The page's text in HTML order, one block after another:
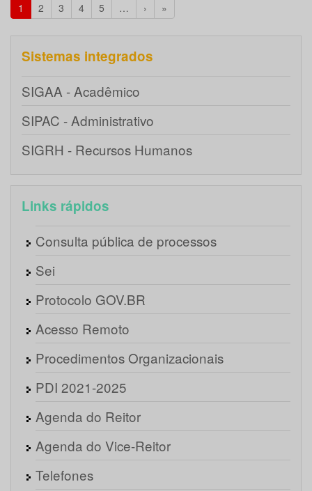
1 2 3 4 5 … › »
Sistemas integrados
SIGAA - Acadêmico
SIPAC - Administrativo
SIGRH - Recursos Humanos
Links rápidos
Consulta pública de processos
Sei
Protocolo GOV.BR
Acesso Remoto
Procedimentos Organizacionais
PDI 2021-2025
Agenda do Reitor
Agenda do Vice-Reitor
Telefones